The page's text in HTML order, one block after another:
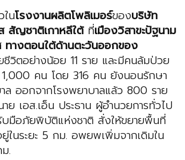
ในโรงงานผลิตโพลิเมอร์ของบริษัท
สัญชาติเกาหลีใต้ที่เมืองวิสาขะปัฐนาม
ทางตอนใต้ด้านตะวันออกของ
วิตอย่างน้อย 11 ราย และมีคนล้มป่วย
1,000 คน โดย 316 คน ยังนอนรักษา
ล ออกจากโรงพยาบาลแล้ว 800 ราย
ย เอส.เอ็น ประธาน ผู้อำนวยการทั่วไป
บมือภัยพิบัติแห่งชาติ สั่งให้ขยายพื้นที่
ในระยะ 5 กม. อพยพเพิ่มจากเดิมใน
.